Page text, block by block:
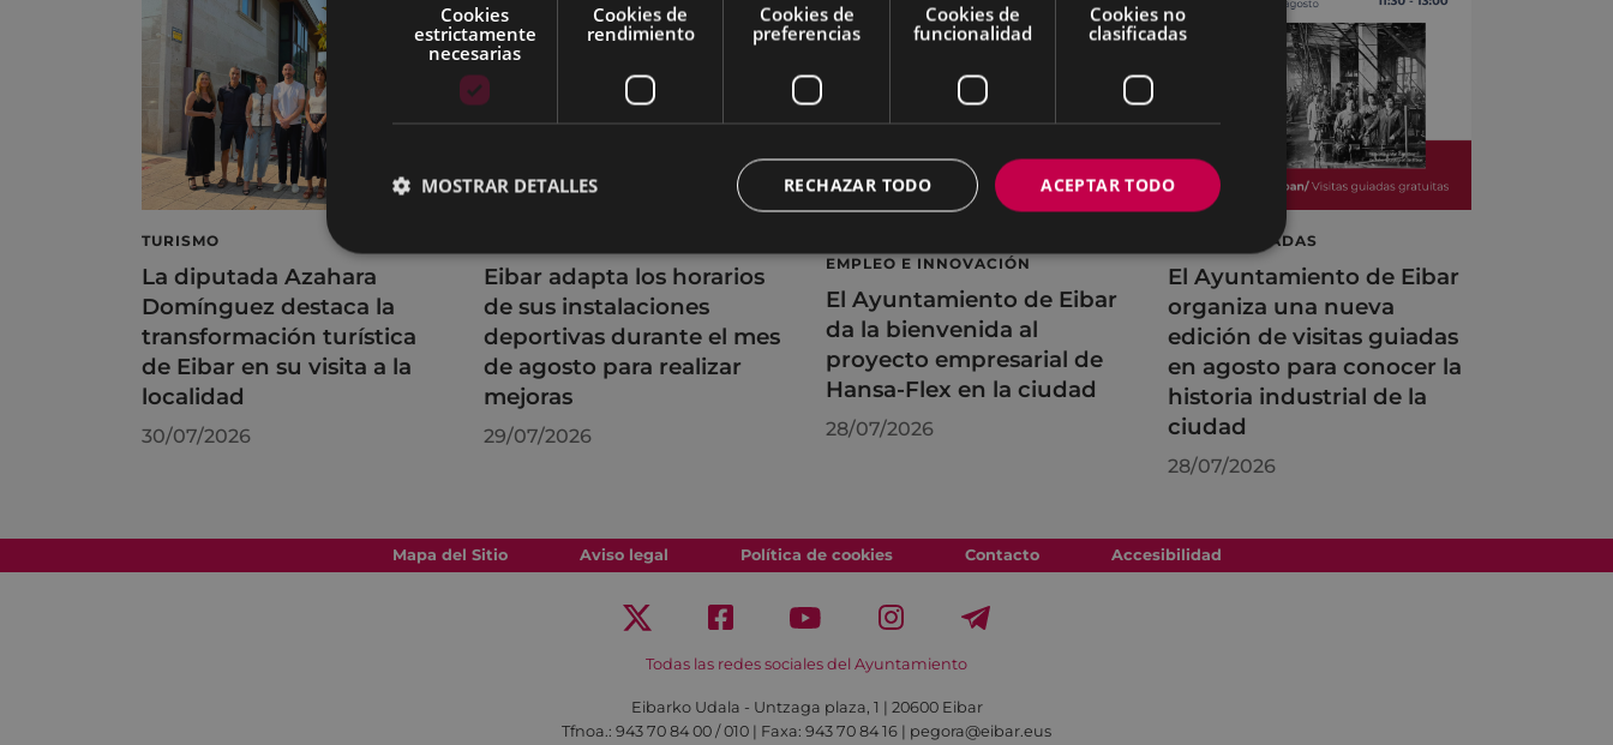
TURISMO
La diputada Azahara
Domínguez destaca la
transformación turística
de Eibar en su visita a la
localidad
30/07/2026
Eibar adapta los horarios
de sus instalaciones
deportivas durante el mes
de agosto para realizar
mejoras
29/07/2026
EMPLEO E INNOVACIÓN
El Ayuntamiento de Eibar
da la bienvenida al
proyecto empresarial de
Hansa-Flex en la ciudad
28/07/2026
VISITAS GUIADAS
El Ayuntamiento de Eibar
organiza una nueva
edición de visitas guiadas
en agosto para conocer la
historia industrial de la
ciudad
28/07/2026
Mapa del Sitio Aviso legal Política de cookies Contacto Accesibilidad
Todas las redes sociales del Ayuntamiento
Eibarko Udala - Untzaga plaza, 1 | 20600 Eibar
Tfnoa.: 943 70 84 00 / 010 | Faxa: 943 70 84 16 | pegora@eibar.eus
Cookies
estrictamente
necesarias
Cookies de
rendimiento
Cookies de
preferencias
Cookies de
funcionalidad
Cookies no
clasificadas
ACEPTAR TODO
RECHAZAR TODO
MOSTRAR DETALLES